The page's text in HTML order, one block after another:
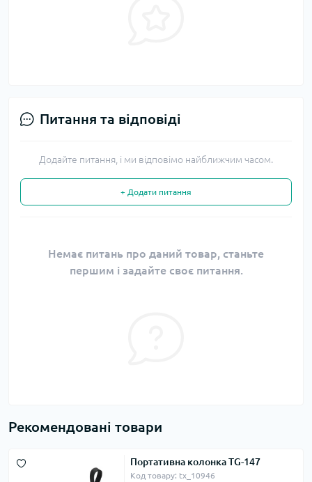
Питання та відповіді
Додайте питання, і ми відповімо найближчим часом.
+ Додати питання
Немає питань про даний товар, станьте
першим і задайте своє питання.
Рекомендовані товари
Портативна колонка TG-147
Код товару: tx_10946